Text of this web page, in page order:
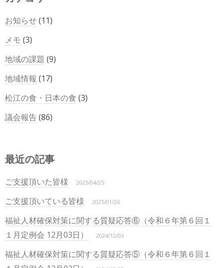
お知らせ(11)
メモ (3)
地域の課題 (9)
地域情報 (17)
松江の食・日本の食 (3)
議会報告 (86)
最近の記事
ご支援頂いた皆様 2025/04/25
ご支援頂いている皆様 2025/01/26
福祉人材確保対策に関する質疑応答⑥（令和６年第６回１
１月定例会 12月03日）
2024/12/03
福祉人材確保対策に関する質疑応答⑤（令和６年第６回１